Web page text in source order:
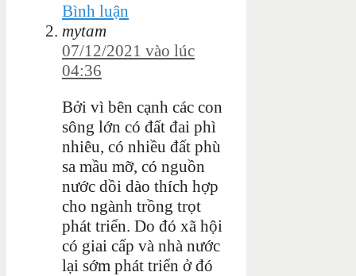
Bình luận
mytam
07/12/2021 vào lúc
04:36
Bởi vì bên cạnh các con
sông lớn có đất đai phì
nhiêu, có nhiều đất phù
sa mầu mỡ, có nguồn
nước dồi dào thích hợp
cho ngành trồng trọt
phát triển. Do đó xã hội
có giai cấp và nhà nước
lại sớm phát triển ở đó